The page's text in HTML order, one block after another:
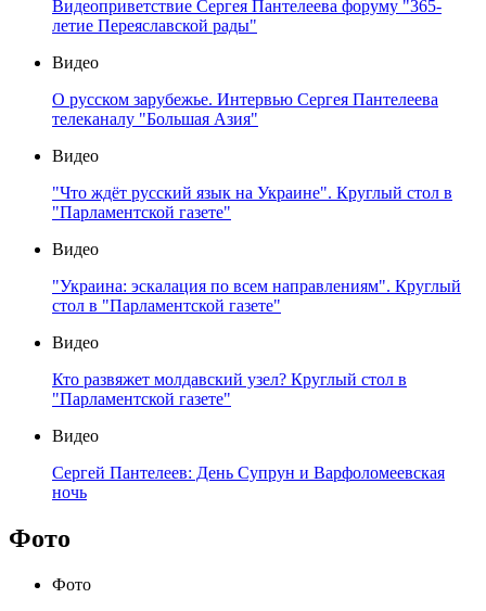
Видеоприветствие Сергея Пантелеева форуму "365-
летие Переяславской рады"
Видео
О русском зарубежье. Интервью Сергея Пантелеева
телеканалу "Большая Азия"
Видео
"Что ждёт русский язык на Украине". Круглый стол в
"Парламентской газете"
Видео
"Украина: эскалация по всем направлениям". Круглый
стол в "Парламентской газете"
Видео
Кто развяжет молдавский узел? Круглый стол в
"Парламентской газете"
Видео
Сергей Пантелеев: День Супрун и Варфоломеевская
ночь
Фото
Фото